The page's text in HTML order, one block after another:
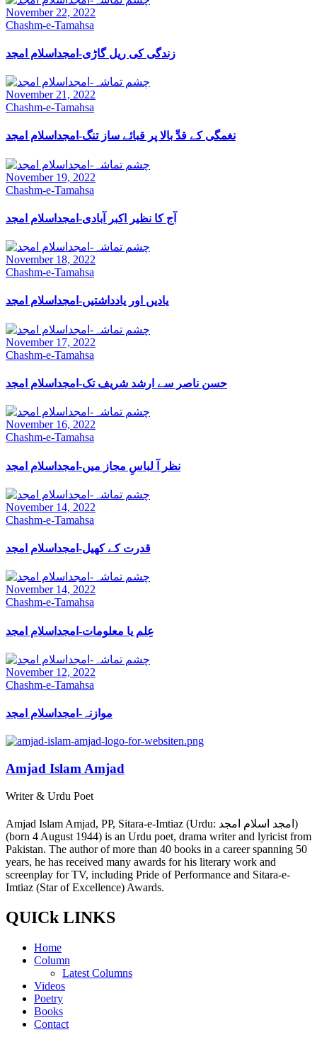
November 22, 2022
Chashm-e-Tamahsa
زندگی کی ریل گاڑی-امجداسلام امجد
November 21, 2022
Chashm-e-Tamahsa
نغمگی کے قدِّ بالا پر قبائے ساز تنگ-امجداسلام امجد
November 19, 2022
Chashm-e-Tamahsa
آج کا نظیر اکبر آبادی-امجداسلام امجد
November 18, 2022
Chashm-e-Tamahsa
یادیں اور یادداشتیں-امجداسلام امجد
November 17, 2022
Chashm-e-Tamahsa
حسن ناصر سے ارشد شریف تک-امجداسلام امجد
November 16, 2022
Chashm-e-Tamahsa
نظر آ لباسِ مجاز میں-امجداسلام امجد
November 14, 2022
Chashm-e-Tamahsa
قدرت کے کھیل-امجداسلام امجد
November 14, 2022
Chashm-e-Tamahsa
عِلم یا معلومات-امجداسلام امجد
November 12, 2022
Chashm-e-Tamahsa
موازنہ-امجداسلام امجد
Amjad Islam Amjad
Writer & Urdu Poet
Amjad Islam Amjad, PP, Sitara-e-Imtiaz (Urdu: امجد اسلام امجد)
(born 4 August 1944) is an Urdu poet, drama writer and lyricist from
Pakistan. The author of more than 40 books in a career spanning 50
years, he has received many awards for his literary work and
screenplay for TV, including Pride of Performance and Sitara-e-
Imtiaz (Star of Excellence) Awards.
QUICk LINKS
Home
Column
Latest Columns
Videos
Poetry
Books
Contact